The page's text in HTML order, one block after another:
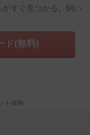
がすぐ見つかる。飼い
ド(無料)
ト保険